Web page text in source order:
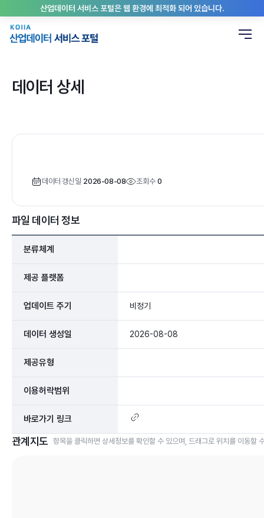
산업데이터 서비스 포털은 웹 환경에 최적화 되어 있습니다.
데이터 상세
데이터 갱신일 2026-08-08 조회수 0
파일 데이터 정보
분류체계
제공 플랫폼
업데이트 주기 비정기
데이터 생성일 2026-08-08
제공유형
이용허락범위
바로가기 링크
관계지도 항목을 클릭하면 상세정보를 확인할 수 있으며, 드래그로 위치를 이동할